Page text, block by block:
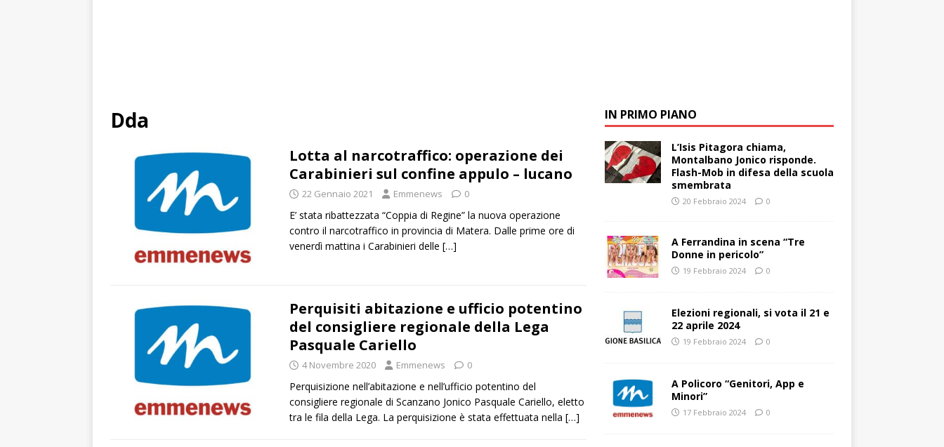
Dda
Lotta al narcotraffico: operazione dei
Carabinieri sul confine appulo – lucano
22 Gennaio 2021 Emmenews 0
E’ stata ribattezzata “Coppia di Regine” la nuova operazione
contro il narcotraffico in provincia di Matera. Dalle prime ore di
venerdì mattina i Carabinieri delle […]
Perquisiti abitazione e ufficio potentino
del consigliere regionale della Lega
Pasquale Cariello
4 Novembre 2020 Emmenews 0
Perquisizione nell’abitazione e nell’ufficio potentino del
consigliere regionale di Scanzano Jonico Pasquale Cariello, eletto
tra le fila della Lega. La perquisizione è stata effettuata nella […]
IN PRIMO PIANO
L’Isis Pitagora chiama,
Montalbano Jonico risponde.
Flash-Mob in difesa della scuola
smembrata
20 Febbraio 2024 0
A Ferrandina in scena “Tre
Donne in pericolo”
19 Febbraio 2024 0
Elezioni regionali, si vota il 21 e
22 aprile 2024
19 Febbraio 2024 0
A Policoro “Genitori, App e
Minori”
17 Febbraio 2024 0